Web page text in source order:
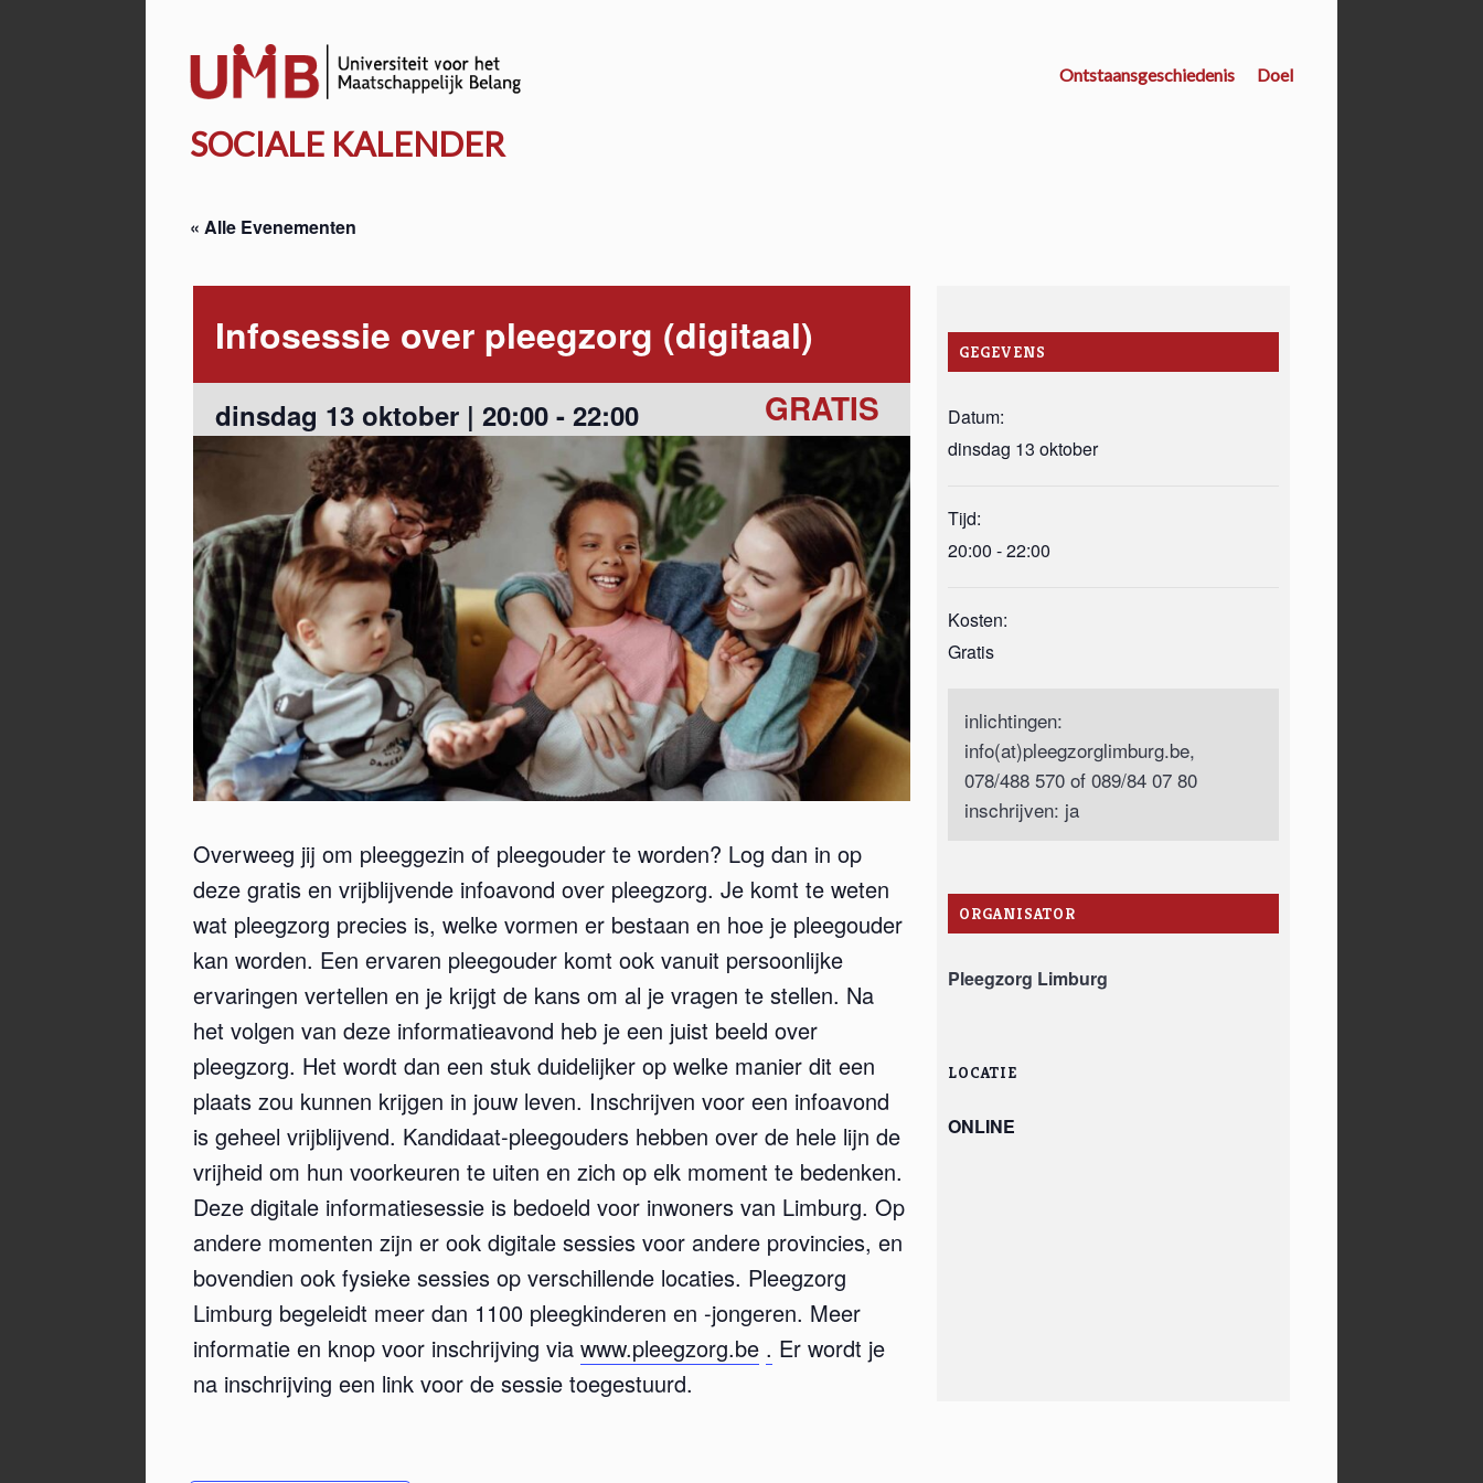
kalender.be
SOCIALE KALENDER
Ontstaansgeschiedenis Doel
« Alle Evenementen
Infosessie over pleegzorg (digitaal)
dinsdag 13 oktober | 20:00 - 22:00 GRATIS
Overweeg jij om pleeggezin of pleegouder te worden? Log dan in op
deze gratis en vrijblijvende infoavond over pleegzorg. Je komt te weten
wat pleegzorg precies is, welke vormen er bestaan en hoe je pleegouder
kan worden. Een ervaren pleegouder komt ook vanuit persoonlijke
ervaringen vertellen en je krijgt de kans om al je vragen te stellen. Na
het volgen van deze informatieavond heb je een juist beeld over
pleegzorg. Het wordt dan een stuk duidelijker op welke manier dit een
plaats zou kunnen krijgen in jouw leven. Inschrijven voor een infoavond
is geheel vrijblijvend. Kandidaat-pleegouders hebben over de hele lijn de
vrijheid om hun voorkeuren te uiten en zich op elk moment te bedenken.
Deze digitale informatiesessie is bedoeld voor inwoners van Limburg. Op
andere momenten zijn er ook digitale sessies voor andere provincies, en
bovendien ook fysieke sessies op verschillende locaties. Pleegzorg
Limburg begeleidt meer dan 1100 pleegkinderen en -jongeren. Meer
informatie en knop voor inschrijving viawww.pleegzorg.be . Er wordt je
na inschrijving een link voor de sessie toegestuurd.
GEGEVENS
Datum:
dinsdag 13 oktober
Tijd:
20:00 - 22:00
Kosten:
Gratis
inlichtingen:
info(at)pleegzorglimburg.be,
078/488 570 of 089/84 07 80
inschrijven: ja
ORGANISATOR
Pleegzorg Limburg
LOCATIE
ONLINE